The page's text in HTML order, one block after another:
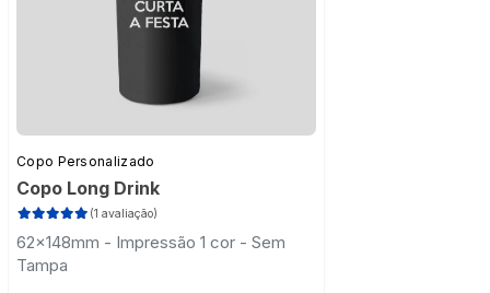
Copo Personalizado
Copo Long Drink
(1 avaliação)
62x148mm - Impressão 1 cor - Sem
Tampa